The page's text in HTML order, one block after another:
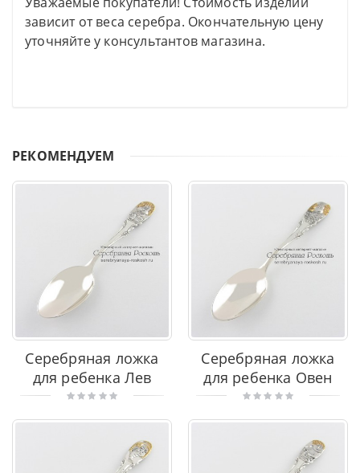
зависит от веса серебра. Окончательную цену
уточняйте у консультантов магазина.
РЕКОМЕНДУЕМ
Серебряная ложка
для ребенка Лев
Серебряная ложка
для ребенка Овен